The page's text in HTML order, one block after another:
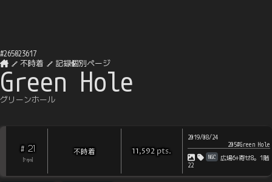
#265023617
不時着
記録個別ページ
Green Hole
グリーンホール
# 21
? rps]
不時着 11,592 pts.
2019/08/24
205#Green Hole
NGC
広場6+寄せ8。1階
22